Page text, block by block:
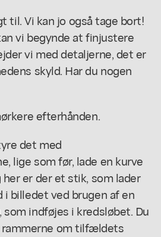
til. Vi kan jo også tage bort!
vi begynde at finjustere
vi med detaljerne, det er
skyld. Har du nogen
efterhånden.
det med
lige som før, lade en kurve
er der et stik, som lader
billedet ved brugen af en
indføjes i kredsløbet. Du
om tilfældets